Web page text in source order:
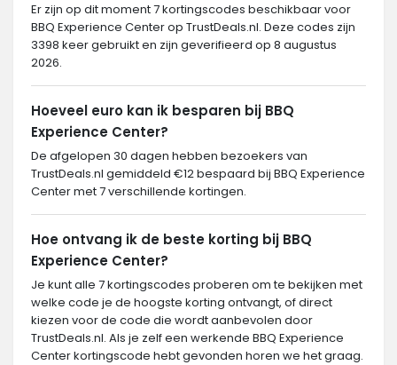
Er zijn op dit moment 7 kortingscodes beschikbaar voor
BBQ Experience Center op TrustDeals.nl. Deze codes zijn
3398 keer gebruikt en zijn geverifieerd op 8 augustus
2026.
Hoeveel euro kan ik besparen bij BBQ
Experience Center?
De afgelopen 30 dagen hebben bezoekers van
TrustDeals.nl gemiddeld €12 bespaard bij BBQ Experience
Center met 7 verschillende kortingen.
Hoe ontvang ik de beste korting bij BBQ
Experience Center?
Je kunt alle 7 kortingscodes proberen om te bekijken met
welke code je de hoogste korting ontvangt, of direct
kiezen voor de code die wordt aanbevolen door
TrustDeals.nl. Als je zelf een werkende BBQ Experience
Center kortingscode hebt gevonden horen we het graag.